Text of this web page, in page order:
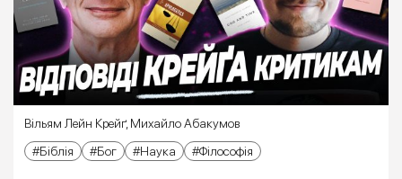
Вільям Лейн Крейґ,Михайло Абакумов
Біблія
Бог Наука Філософія